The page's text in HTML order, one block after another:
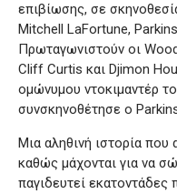
επιβίωσης, σε
Mitchell LaFortune,
Πρωταγωνιστούν οι
Cliff Curtis και Djimon
ομώνυμου ντοκιμαντέρ
συνσκηνοθέτησε ο
Μια αληθινή ιστορία που
καθώς μάχονται για να
παγιδευτεί